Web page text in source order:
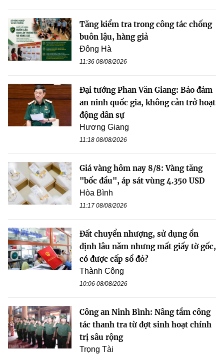
Tăng kiểm tra trong công tác chống
buôn lậu, hàng giả
Đông Hà
11:36 08/08/2026
Đại tướng Phan Văn Giang: Bảo đảm
an ninh quốc gia, không cản trở hoạt
động dân sự
Hương Giang
11:18 08/08/2026
Giá vàng hôm nay 8/8: Vàng tăng
"bốc đầu", áp sát vùng 4.350 USD
Hòa Bình
11:17 08/08/2026
Đất chuyển nhượng, sử dụng ổn
định lâu năm nhưng mất giấy tờ gốc,
có được cấp sổ đỏ?
Thành Công
10:06 08/08/2026
Công an Ninh Bình: Nâng tầm công
tác thanh tra từ đợt sinh hoạt chính
trị sâu rộng
Trọng Tài